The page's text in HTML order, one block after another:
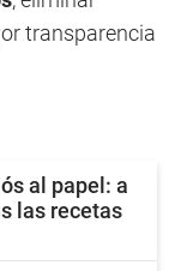
transparencia
al papel: a
las recetas